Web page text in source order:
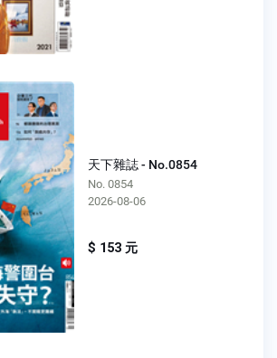
天下雜誌 - No.0854
No. 0854
2026-08-06
$ 153 元